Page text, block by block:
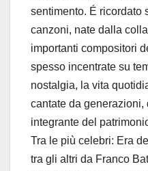
sentimento. É ricordato
canzoni, nate dalla
importanti compositori
spesso incentrate su
nostalgia, la vita
cantate da generazioni,
integrante del
Tra le più celebri: Era
tra gli altri da Franco